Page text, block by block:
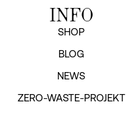
INFO
SHOP
BLOG
NEWS
ZERO-WASTE-PROJEKT